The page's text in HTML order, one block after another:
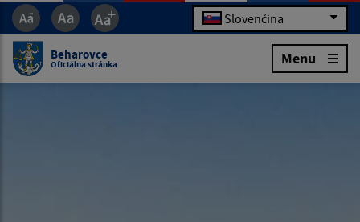
Slovenčina
Beharovce
Oficiálna stránka Menu